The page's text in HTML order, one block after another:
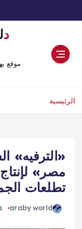
دليل الخدمات
موقع
الرئيسية
«الترفيه»
مصر»
تطلعات
araby world